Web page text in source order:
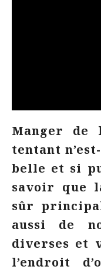
Manger de
tentant
belle et si
savoir que
sûr
aussi de
diverses et
l’endroit